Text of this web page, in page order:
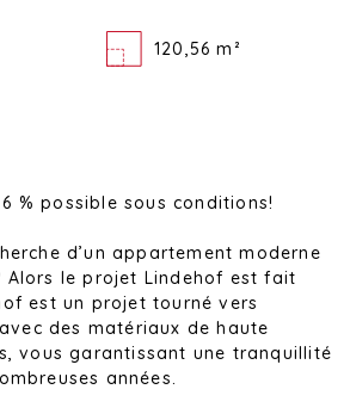
120,56 m²
% possible sous conditions!
d’un appartement moderne
Alors le projet Lindehof est fait
est un projet tourné vers
des matériaux de haute
vous garantissant une tranquillité
années.